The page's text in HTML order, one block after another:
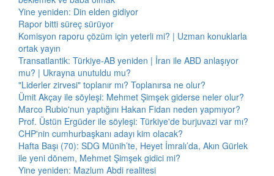
Yine yeniden: Din elden gidiyor
Rapor bitti süreç sürüyor
Komisyon raporu çözüm için yeterli mi? | Uzman konuklarla
ortak yayın
Transatlantik: Türkiye-AB yeniden | İran ile ABD anlaşıyor
mu? | Ukrayna unutuldu mu?
"Liderler zirvesi" toplanır mı? Toplanırsa ne olur?
Ümit Akçay ile söyleşi: Mehmet Şimşek giderse neler olur?
Marco Rubio'nun yaptığını Hakan Fidan neden yapmıyor?
Prof. Üstün Ergüder ile söyleşi: Türkiye'de burjuvazi var mı?
CHP'nin cumhurbaşkanı adayı kim olacak?
Hafta Başı (70): SDG Münih’te, Heyet İmralı’da, Akın Gürlek
ile yeni dönem, Mehmet Şimşek gidici mi?
Yine yeniden: Mazlum Abdi realitesi